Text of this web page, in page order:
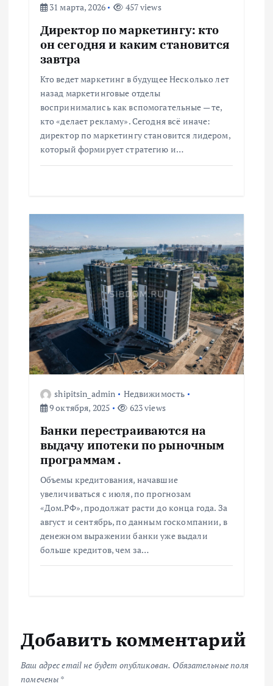
31 марта, 2026
457 views
Директор по маркетингу: кто
он сегодня и каким становится
завтра
Кто ведет маркетинг в будущее Несколько лет
назад маркетинговые отделы
воспринимались как вспомогательные — те,
кто «делает рекламу». Сегодня всё иначе:
директор по маркетингу становится лидером,
который формирует стратегию и…
shipitsin_admin
Недвижимость
9 октября, 2025
623 views
Банки перестраиваются на
выдачу ипотеки по рыночным
программам .
Объемы кредитования, начавшие
увеличиваться с июля, по прогнозам
«Дом.РФ», продолжат расти до конца года. За
август и сентябрь, по данным госкомпании, в
денежном выражении банки уже выдали
больше кредитов, чем за…
Добавить комментарий
Ваш адрес email не будет опубликован. Обязательные поля
помечены *